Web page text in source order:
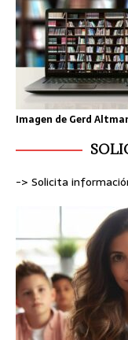
Imagen de Gerd
-> Solicita